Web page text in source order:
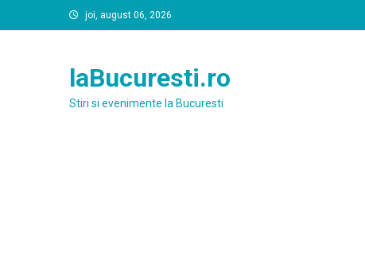
to
joi, august 06, 2026
laBucuresti.ro
Stiri si evenimente la Bucuresti